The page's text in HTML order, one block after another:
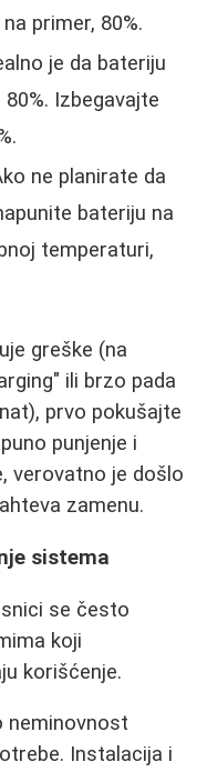
primer, 80%.
je da bateriju
Izbegavajte
ne planirate da
bateriju na
temperaturi,
greške (na
ili brzo pada
prvo pokušajte
punjenje i
verovatno je došlo
zamenu.
sistema
se često
koji
korišćenje.
neminovnost
Instalacija i